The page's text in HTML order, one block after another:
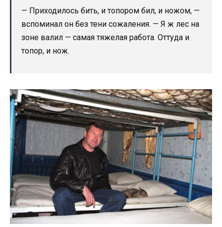
— Приходилось бить, и топором бил, и ножом, —
вспоминал он без тени сожаления. — Я ж лес на
зоне валил — самая тяжелая работа. Оттуда и
топор, и нож.